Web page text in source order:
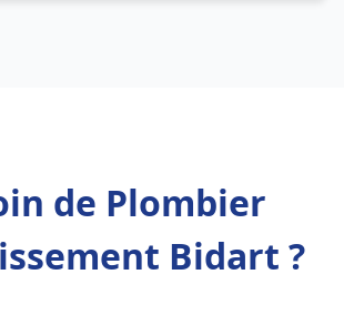
de Plombier
Bidart ?